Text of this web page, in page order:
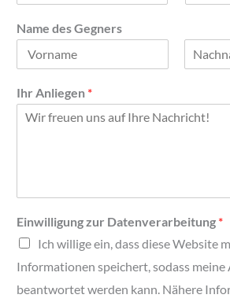
m
a
m
l
l
g
u
Name des Gegners
o
r
h
n
Ihr Anliegen *
Einwilligung zur Datenverarbeitung *
Ich willige ein, dass diese Website
Informationen speichert, sodass meine
beantwortet werden kann. Nähere